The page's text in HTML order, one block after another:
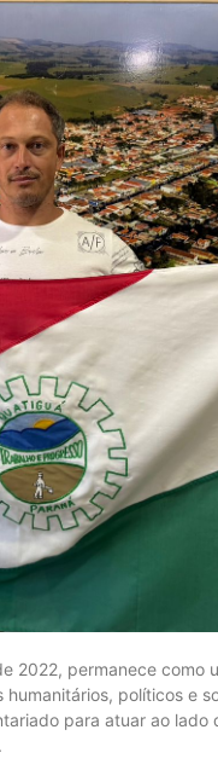
2022, permanece como
políticos e
para atuar ao